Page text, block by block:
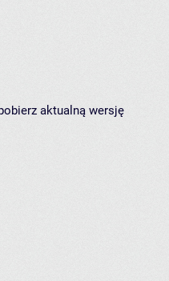
aktualną wersję